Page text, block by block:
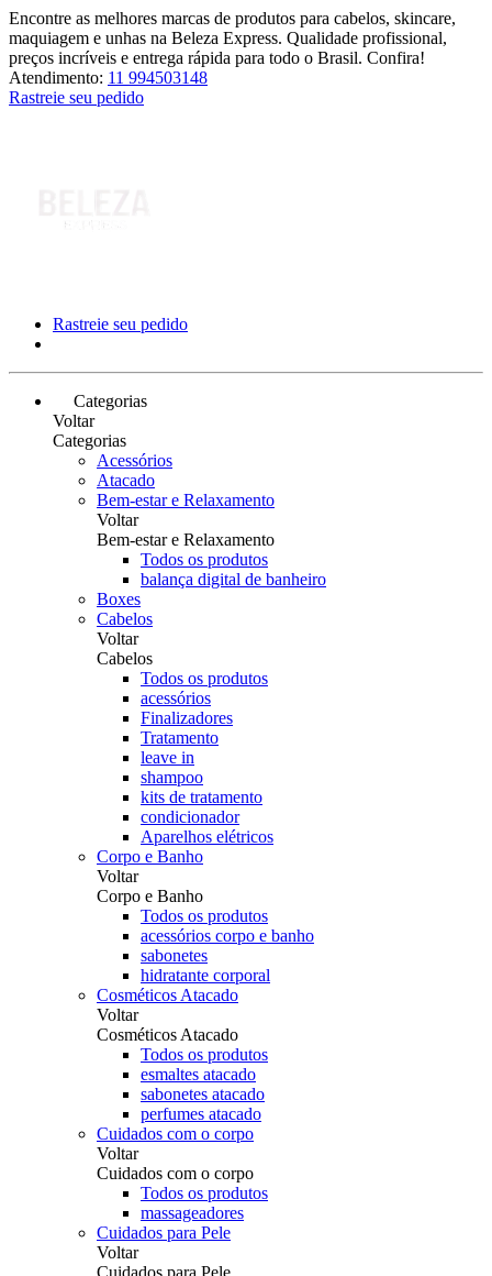
Encontre as melhores marcas de produtos para cabelos, skincare,
maquiagem e unhas na Beleza Express. Qualidade profissional,
preços incríveis e entrega rápida para todo o Brasil. Confira!
Atendimento: 11 994503148
Rastreie seu pedido
Rastreie seu pedido
Categorias
Voltar
Categorias
Acessórios
Atacado
Bem-estar e Relaxamento
Voltar
Bem-estar e Relaxamento
Todos os produtos
balança digital de banheiro
Boxes
Cabelos
Voltar
Cabelos
Todos os produtos
acessórios
Finalizadores
Tratamento
leave in
shampoo
kits de tratamento
condicionador
Aparelhos elétricos
Corpo e Banho
Voltar
Corpo e Banho
Todos os produtos
acessórios corpo e banho
sabonetes
hidratante corporal
Cosméticos Atacado
Voltar
Cosméticos Atacado
Todos os produtos
esmaltes atacado
sabonetes atacado
perfumes atacado
Cuidados com o corpo
Voltar
Cuidados com o corpo
Todos os produtos
massageadores
Cuidados para Pele
Voltar
Cuidados para Pele